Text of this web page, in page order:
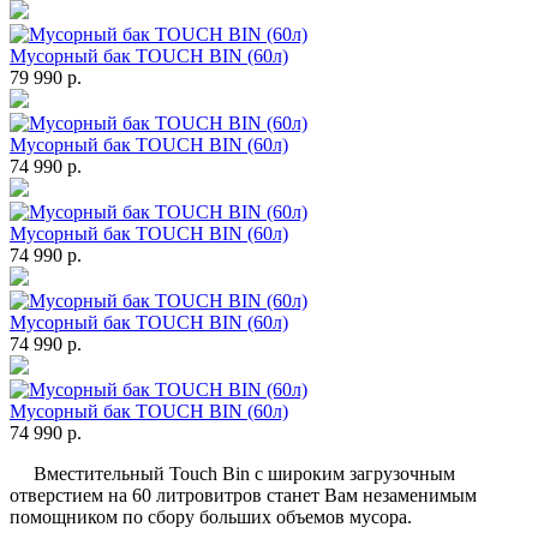
Мусорный бак TOUCH BIN (60л)
79 990 р.
Мусорный бак TOUCH BIN (60л)
74 990 р.
Мусорный бак TOUCH BIN (60л)
74 990 р.
Мусорный бак TOUCH BIN (60л)
74 990 р.
Мусорный бак TOUCH BIN (60л)
74 990 р.
Вместительный Touch Bin с широким загрузочным
отверстием на 60 литровитров станет Вам незаменимым
помощником по сбору больших объемов мусора.